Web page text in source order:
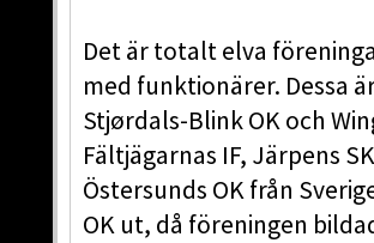
Det är totalt elva
med funktionärer. Dessa
Stjørdals-Blink OK och
Fältjägarnas IF, Järpens
Östersunds OK från
OK ut, då föreningen